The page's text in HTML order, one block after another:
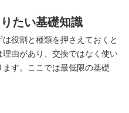
たい基礎知識
役割と種類を押さえておくと
由があり、交換ではなく使い
す。ここでは最低限の基礎